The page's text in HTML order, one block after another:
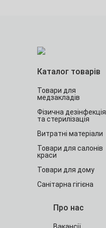
Каталог товарів
Товари для
медзакладів
Фізична дезінфекція
та стерилізація
Витратні матеріали
Товари для салонів
краси
Товари для дому
Санітарна гігієна
Про нас